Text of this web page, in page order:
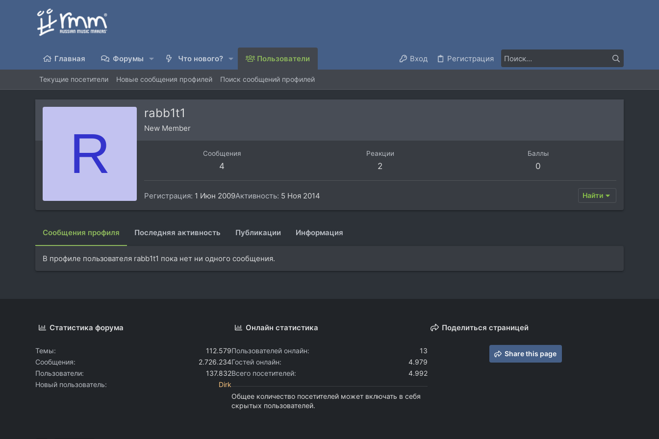
Главная Форумы Что нового? Пользователи Вход Регистрация
Текущие посетители Новые сообщения профилей Поиск сообщений профилей
R
rabb1t1
New Member
Сообщения
4
Реакции
2
Баллы
0
Регистрация 1 Июн 2009Активность 5 Ноя 2014 Найти
Сообщения профиля Последняя активность Публикации Информация
В профиле пользователя rabb1t1 пока нет ни одного сообщения.
Статистика форума
Темы
112.579
Сообщения
2.726.234
Пользователи
137.832
Новый пользователь
Dirk
Онлайн статистика
Пользователей онлайн
13
Гостей онлайн
4.979
Всего посетителей
4.992
Общее количество посетителей может включать в себя
скрытых пользователей.
Поделиться страницей
Share this page